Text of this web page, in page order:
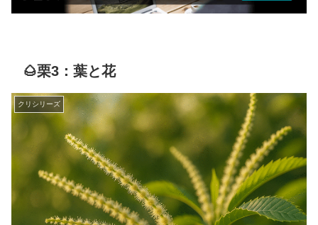
🌰栗3：葉と花
クリシリーズ